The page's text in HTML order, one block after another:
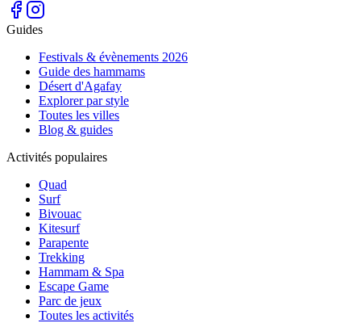
Guides
Festivals & évènements 2026
Guide des hammams
Désert d'Agafay
Explorer par style
Toutes les villes
Blog & guides
Activités populaires
Quad
Surf
Bivouac
Kitesurf
Parapente
Trekking
Hammam & Spa
Escape Game
Parc de jeux
Toutes les activités